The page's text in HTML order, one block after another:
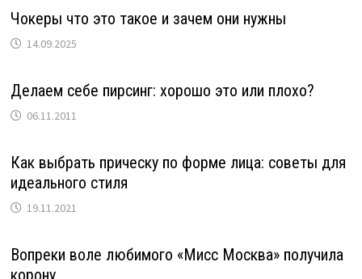
Чокеры что это такое и зачем они нужны
14.09.2025
Делаем себе пирсинг: хорошо это или плохо?
06.11.2011
Как выбрать прическу по форме лица: советы для
идеального стиля
19.11.2021
Вопреки воле любимого «Мисс Москва» получила
корону